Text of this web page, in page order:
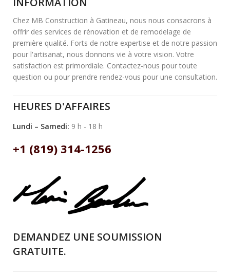
Chez MB Construction à Gatineau, nous nous consacrons à
offrir des services de rénovation et de remodelage de
première qualité. Forts de notre expertise et de notre passion
pour l'artisanat, nous donnons vie à votre vision. Votre
satisfaction est primordiale. Contactez-nous pour toute
question ou pour prendre rendez-vous pour une consultation.
HEURES D'AFFAIRES
Lundi – Samedi: 9 h - 18 h
+1 (819) 314-1256
DEMANDEZ UNE SOUMISSION
GRATUITE.